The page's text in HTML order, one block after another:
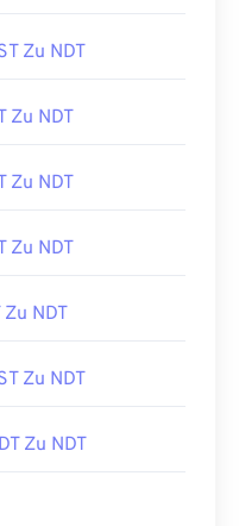
Zu NDT
Zu NDT
Zu NDT
Zu NDT
Zu NDT
Zu NDT
Zu NDT